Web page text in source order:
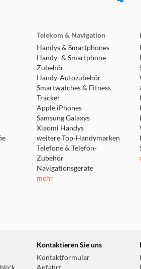
Telekom & Navigation
Handys & Smartphones
Handy- & Smartphone-
Zubehör
Handy-Autozubehör
Smartwatches & Fitness
Tracker
Apple iPhones
Samsung Galaxys
Xiaomi Handys
weitere Top-Handymarken
Telefone & Telefon-
Zubehör
Navigationsgeräte
mehr
Kontaktieren Sie uns
Kontaktformular